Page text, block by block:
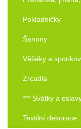
Pokladničky
Šanony
Věšáky a
Zrcadla
*** Svátky a
Textilní dekorace